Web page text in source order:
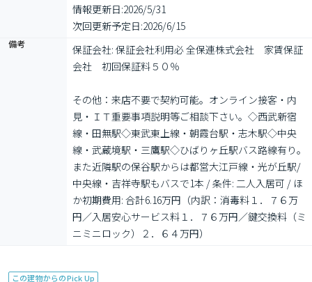
情報更新日:2026/5/31
次回更新予定日:2026/6/15
備考
保証会社: 保証会社利用必 全保連株式会社　家賃保証
会社　初回保証料５０％
その他：来店不要で契約可能。オンライン接客・内
見・ＩＴ重要事項説明等ご相談下さい。◇西武新宿
線・田無駅◇東武東上線・朝霞台駅・志木駅◇中央
線・武蔵境駅・三鷹駅◇ひばりヶ丘駅バス路線有り。
また近隣駅の保谷駅からは都営大江戸線・光が丘駅/
中央線・吉祥寺駅もバスで1本 / 条件: 二人入居可 / ほ
か初期費用: 合計6.16万円（内訳：消毒料１．７６万
円／入居安心サービス料１．７６万円／鍵交換料（ミ
ニミニロック）２．６４万円）
この建物からのPick Up